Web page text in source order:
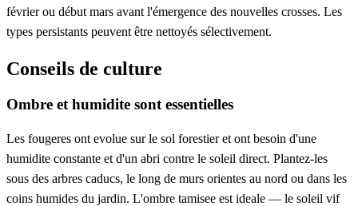
février ou début mars avant l'émergence des nouvelles crosses. Les
types persistants peuvent être nettoyés sélectivement.
Conseils de culture
Ombre et humidite sont essentielles
Les fougeres ont evolue sur le sol forestier et ont besoin d'une
humidite constante et d'un abri contre le soleil direct. Plantez-les
sous des arbres caducs, le long de murs orientes au nord ou dans les
coins humides du jardin. L'ombre tamisee est ideale — le soleil vif